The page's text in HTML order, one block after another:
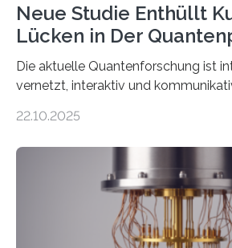
Neue Studie Enthüllt
Lücken in Der
Die aktuelle Quantenforschung ist
vernetzt, interaktiv und
oft von Autor*innen, die eng
werden schnell weiterentwickelt.
der Forschung der Quantentheorie,
Jahre alt geworden ist, weshalb die
Internationalen Jahr der
22.10.2025